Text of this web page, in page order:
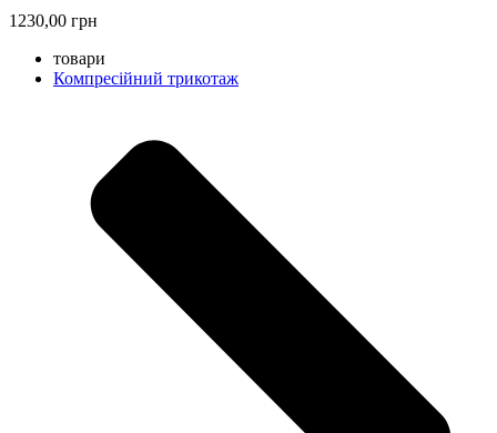
1230,00 грн
товари
Компресійний трикотаж